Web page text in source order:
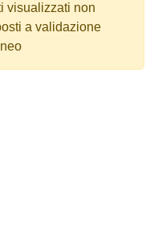
visualizzati non
a validazione